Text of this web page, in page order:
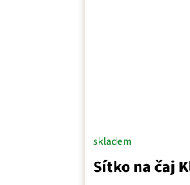
Sítko na čaj
skladem